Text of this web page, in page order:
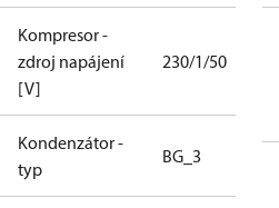
Kompresor -
zdroj napájení
[V]
230/1/50
Kondenzátor -
typ
BG_3